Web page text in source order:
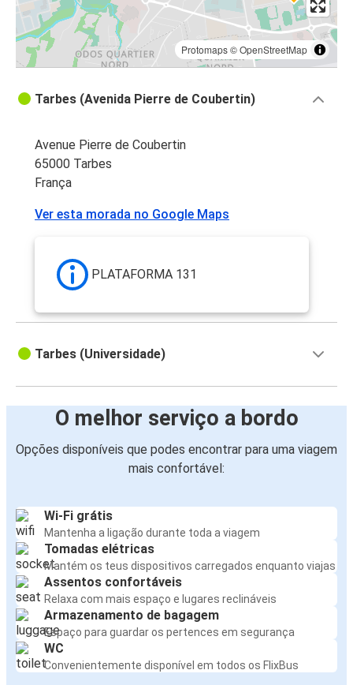
Protomaps©OpenStreetMap
Tarbes (Avenida Pierre de Coubertin)
Avenue Pierre de Coubertin
65000 Tarbes
França
Ver esta morada no Google Maps
PLATAFORMA 131
Tarbes (Universidade)
O melhor serviço a bordo
Opções disponíveis que podes encontrar para uma viagem
mais confortável:
Wi-Fi grátis
Mantenha a ligação durante toda a viagem
Tomadas elétricas
Mantém os teus dispositivos carregados enquanto viajas
Assentos confortáveis
Relaxa com mais espaço e lugares reclináveis
Armazenamento de bagagem
Espaço para guardar os pertences em segurança
WC
Convenientemente disponível em todos os FlixBus